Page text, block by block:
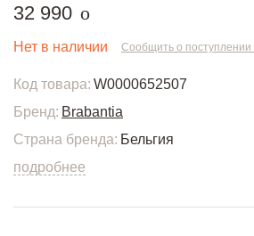
32 990 руб.
o
Нет в наличии Сообщить о поступлении
Код товара: W0000652507
Бренд: Brabantia
Страна бренда: Бельгия
подробнее